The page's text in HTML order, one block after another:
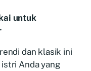
untuk
dan klasik ini
Anda yang